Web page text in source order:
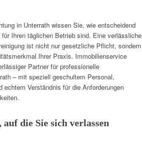
in Unterrath wissen Sie, wie entscheidend
Ihren täglichen Betrieb sind. Eine verlässliche
ist nicht nur gesetzliche Pflicht, sondern
Ihrer Praxis. Immobilienservice
Partner für professionelle
– mit speziell geschultem Personal,
echtem Verständnis für die Anforderungen
die Sie sich verlassen